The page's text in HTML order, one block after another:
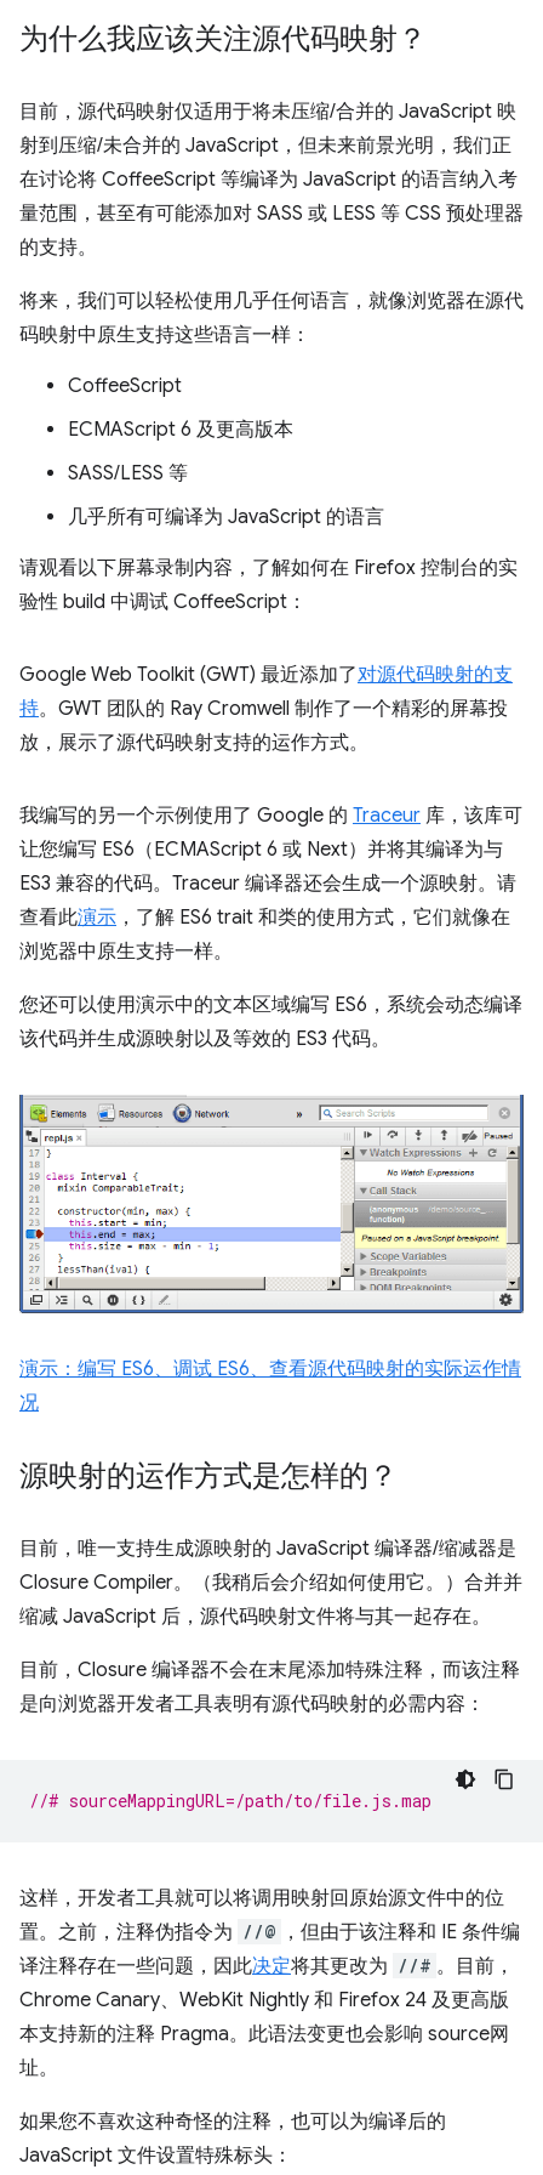
为什么我应该关注源代码映射？
目前，源代码映射仅适用于将未压缩/合并的 JavaScript 映
射到压缩/未合并的 JavaScript，但未来前景光明，我们正
在讨论将 CoffeeScript 等编译为 JavaScript 的语言纳入考
量范围，甚至有可能添加对 SASS 或 LESS 等 CSS 预处理器
的支持。
将来，我们可以轻松使用几乎任何语言，就像浏览器在源代
码映射中原生支持这些语言一样：
CoffeeScript
ECMAScript 6 及更高版本
SASS/LESS 等
几乎所有可编译为 JavaScript 的语言
请观看以下屏幕录制内容，了解如何在 Firefox 控制台的实
验性 build 中调试 CoffeeScript：
Google Web Toolkit (GWT) 最近添加了对源代码映射的支
持。GWT 团队的 Ray Cromwell 制作了一个精彩的屏幕投
放，展示了源代码映射支持的运作方式。
我编写的另一个示例使用了 Google 的 Traceur 库，该库可
让您编写 ES6（ECMAScript 6 或 Next）并将其编译为与
ES3 兼容的代码。Traceur 编译器还会生成一个源映射。请
查看此演示 ，了解 ES6 trait 和类的使用方式，它们就像在
浏览器中原生支持一样。
您还可以使用演示中的文本区域编写 ES6，系统会动态编译
该代码并生成源映射以及等效的 ES3 代码。
演示：编写 ES6、调试 ES6、查看源代码映射的实际运作情
况
源映射的运作方式是怎样的？
目前，唯一支持生成源映射的 JavaScript 编译器/缩减器是
Closure Compiler。（我稍后会介绍如何使用它。）合并并
缩减 JavaScript 后，源代码映射文件将与其一起存在。
目前，Closure 编译器不会在末尾添加特殊注释，而该注释
是向浏览器开发者工具表明有源代码映射的必需内容：
//# sourceMappingURL=/path/to/file.js.map
这样，开发者工具就可以将调用映射回原始源文件中的位
置。之前，注释伪指令为 //@
，但由于该注释和 IE 条件编
译注释存在一些问题，因此决定将其更改为 //# 。目前，
Chrome Canary、WebKit Nightly 和 Firefox 24 及更高版
本支持新的注释 Pragma。此语法变更也会影响 source网
址。
如果您不喜欢这种奇怪的注释，也可以为编译后的
JavaScript 文件设置特殊标头：